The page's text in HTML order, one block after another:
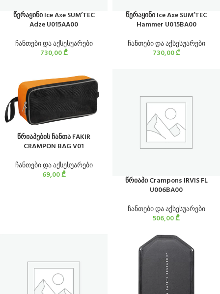
წერაყინი Ice Axe SUM’TEC
Adze U015AA00
ჩანთები და აქსესუარები
730,00₾
წერაყინი Ice Axe SUM’TEC
Hammer U015BA00
ჩანთები და აქსესუარები
730,00₾
წრიაპების ჩანთა FAKIR
CRAMPON BAG V01
ჩანთები და აქსესუარები
69,00₾
წრიაპი Crampons IRVIS FL
U006BA00
ჩანთები და აქსესუარები
506,00₾